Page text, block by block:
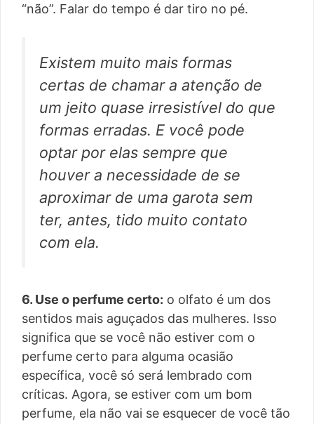
“não”. Falar do tempo é dar tiro no pé.
Existem muito mais formas
certas de chamar a atenção de
um jeito quase irresistível do que
formas erradas. E você pode
optar por elas sempre que
houver a necessidade de se
aproximar de uma garota sem
ter, antes, tido muito contato
com ela.
6. Use o perfume certo: o olfato é um dos
sentidos mais aguçados das mulheres. Isso
significa que se você não estiver com o
perfume certo para alguma ocasião
específica, você só será lembrado com
críticas. Agora, se estiver com um bom
perfume, ela não vai se esquecer de você tão